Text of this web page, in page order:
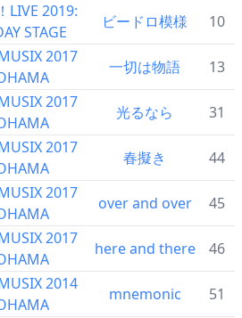
LIVE 2019:
STAGE
ビードロ模様 10
2017
一切は物語 13
2017
光るなら 31
2017
春擬き 44
2017
over and over 45
2017
here and there 46
2014
mnemonic 51